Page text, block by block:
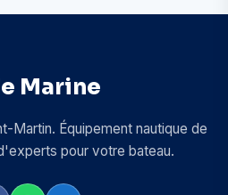
Marine
Martin. Équipement nautique de
pour votre bateau.